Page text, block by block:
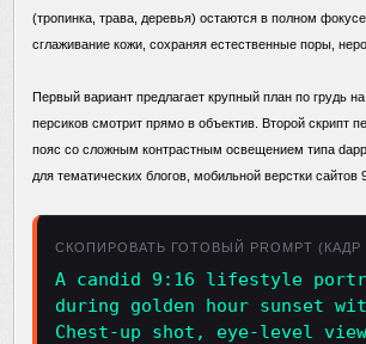
(тропинка, трава, деревья) остаются в полном
сглаживание кожи, сохраняя естественные поры,
Первый вариант предлагает крупный план по грудь
персиков смотрит прямо в объектив. Второй скрипт
пояс со сложным контрастным освещением типа
для тематических блогов, мобильной верстки сайтов
СКОПИРОВАТЬ ГОТОВЫЙ PROMPT (КАДР
A candid 9:16 lifestyle
during golden hour sunset
Chest-up shot, eye-level